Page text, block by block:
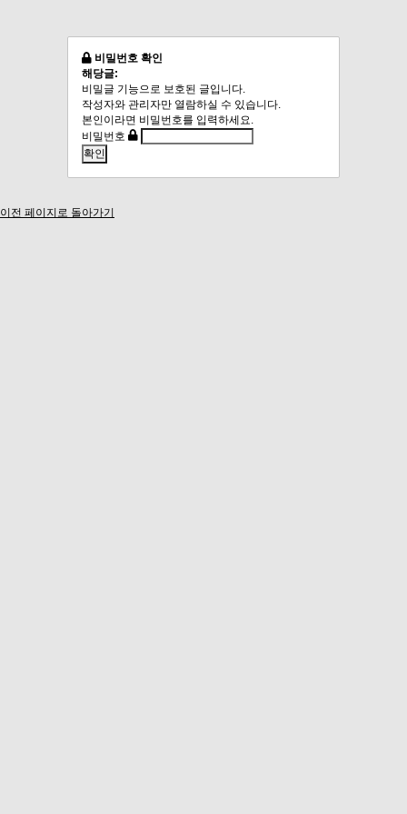
비밀번호 확인
해당글:
비밀글 기능으로 보호된 글입니다.
작성자와 관리자만 열람하실 수 있습니다.
본인이라면 비밀번호를 입력하세요.
비밀번호
이전 페이지로 돌아가기